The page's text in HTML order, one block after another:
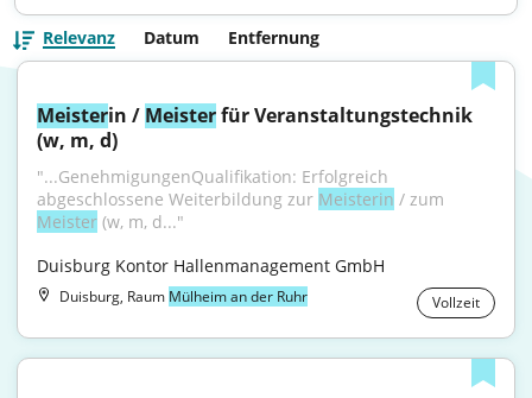
Relevanz Datum Entfernung
Meisterin / Meister für Veranstaltungstechnik
(w, m, d)
"...GenehmigungenQualifikation: Erfolgreich
abgeschlossene Weiterbildung zur Meisterin
Meister (w, m, d..."
Duisburg Kontor Hallenmanagement GmbH
Duisburg, Raum Mülheim an der Ruhr Vollzeit